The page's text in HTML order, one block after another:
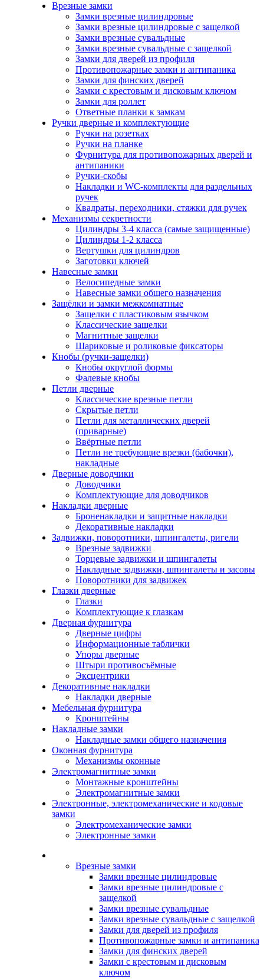
Врезные замки
Замки врезные цилиндровые
Замки врезные цилиндровые с защелкой
Замки врезные сувальдные
Замки врезные сувальдные с защелкой
Замки для дверей из профиля
Противопожарные замки и антипаника
Замки для финских дверей
Замки с крестовым и дисковым ключом
Замки для роллет
Ответные планки к замкам
Ручки дверные и комплектующие
Ручки на розетках
Ручки на планке
Фурнитура для противопожарных дверей и
антипаники
Ручки-скобы
Накладки и WC-комплекты для раздельных
ручек
Квадраты, переходники, стяжки для ручек
Механизмы секретности
Цилиндры 3-4 класса (самые защищенные)
Цилиндры 1-2 класса
Вертушки для цилиндров
Заготовки ключей
Навесные замки
Велосипедные замки
Навесные замки общего назначения
Защёлки и замки межкомнатные
Защелки с пластиковым язычком
Классические защелки
Магнитные защелки
Шариковые и роликовые фиксаторы
Кнобы (ручки-защелки)
Кнобы округлой формы
Фалевые кнобы
Петли дверные
Классические врезные петли
Скрытые петли
Петли для металлических дверей
(приварные)
Ввёртные петли
Петли не требующие врезки (бабочки),
накладные
Дверные доводчики
Доводчики
Комплектующие для доводчиков
Накладки дверные
Броненакладки и защитные накладки
Декоративные накладки
Задвижки, поворотники, шпингалеты, ригели
Врезные задвижки
Торцевые задвижки и шпингалеты
Накладные задвижки, шпингалеты и засовы
Поворотники для задвижек
Глазки дверные
Глазки
Комплектующие к глазкам
Дверная фурнитура
Дверные цифры
Информационные таблички
Упоры дверные
Штыри противосъёмные
Эксцентрики
Декоративные накладки
Накладки дверные
Мебельная фурнитура
Кронштейны
Накладные замки
Накладные замки общего назначения
Оконная фурнитура
Механизмы оконные
Электромагнитные замки
Монтажные кронштейны
Электромагнитные замки
Электронные, электромеханические и кодовые
замки
Электромеханические замки
Электронные замки
Врезные замки
Замки врезные цилиндровые
Замки врезные цилиндровые с
защелкой
Замки врезные сувальдные
Замки врезные сувальдные с защелкой
Замки для дверей из профиля
Противопожарные замки и антипаника
Замки для финских дверей
Замки с крестовым и дисковым
ключом